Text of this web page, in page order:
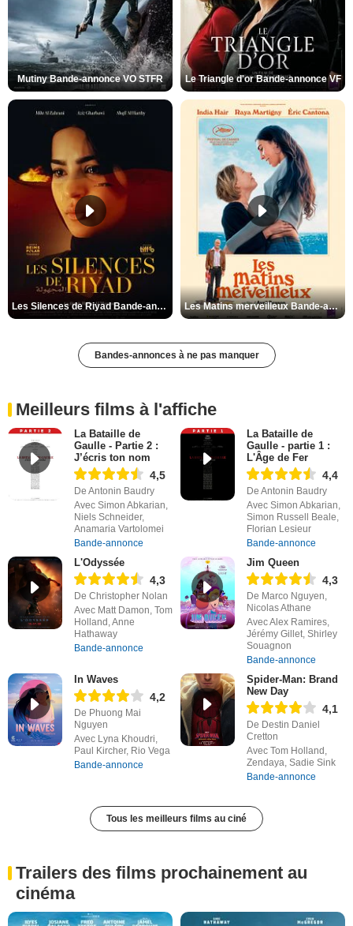
Mutiny Bande-annonce VO STFR Le Triangle d'or Bande-annonce VF
Les Silences de Riyad Bande-annonce VO STFR Les Matins merveilleux Bande-annonce VF
Bandes-annonces à ne pas manquer
Meilleurs films à l'affiche
La Bataille de
Gaulle - Partie 2 :
J’écris ton nom
4,5
De Antonin Baudry
Avec Simon Abkarian,
Niels Schneider,
Anamaria Vartolomei
Bande-annonce
La Bataille de
Gaulle - partie 1 :
L'Âge de Fer
4,4
De Antonin Baudry
Avec Simon Abkarian,
Simon Russell Beale,
Florian Lesieur
Bande-annonce
L'Odyssée
4,3
De Christopher Nolan
Avec Matt Damon, Tom
Holland, Anne
Hathaway
Bande-annonce
Jim Queen
4,3
De Marco Nguyen,
Nicolas Athane
Avec Alex Ramires,
Jérémy Gillet, Shirley
Souagnon
Bande-annonce
In Waves
4,2
De Phuong Mai
Nguyen
Avec Lyna Khoudri,
Paul Kircher, Rio Vega
Bande-annonce
Spider-Man: Brand
New Day
4,1
De Destin Daniel
Cretton
Avec Tom Holland,
Zendaya, Sadie Sink
Bande-annonce
Tous les meilleurs films au ciné
Trailers des films prochainement au
cinéma